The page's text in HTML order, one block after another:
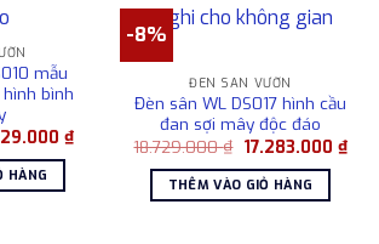
mẫu
bình
₫.
₫Giá
hiện
1.829.000 ₫.
HÀNG
-8%
ĐÈN SÂN VƯỜN
Đèn sân WL DS017 hình cầu
đan sợi mây độc đáo
18.729.000₫ Giá
là:
18.729.000 ₫.
17.283.000 ₫Giá
hiện
THÊM VÀO GIỎ HÀNG